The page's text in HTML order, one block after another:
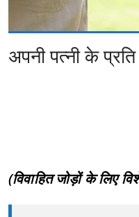
अपनी पत्नी के
(विवाहित जोड़ों के लिए